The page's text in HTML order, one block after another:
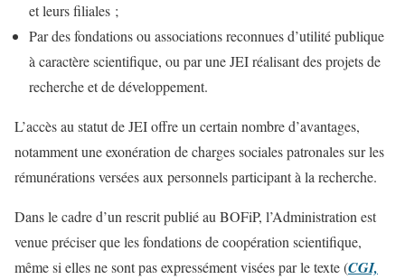
et leurs filiales ;
Par des fondations ou associations reconnues d’utilité publique
à caractère scientifique, ou par une JEI réalisant des projets de
recherche et de développement.
L’accès au statut de JEI offre un certain nombre d’avantages,
notamment une exonération de charges sociales patronales sur les
rémunérations versées aux personnels participant à la recherche.
Dans le cadre d’un rescrit publié au BOFiP, l’Administration est
venue préciser que les fondations de coopération scientifique,
même si elles ne sont pas expressément visées par le texte (CGI,